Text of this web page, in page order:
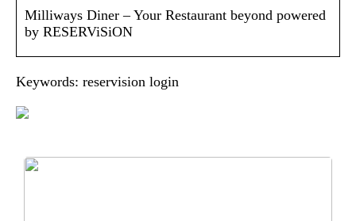
Milliways Diner – Your Restaurant beyond powered
by RESERViSiON
Keywords: reservision login